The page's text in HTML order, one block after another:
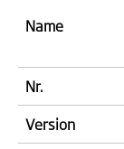
Name
Nr.
Version